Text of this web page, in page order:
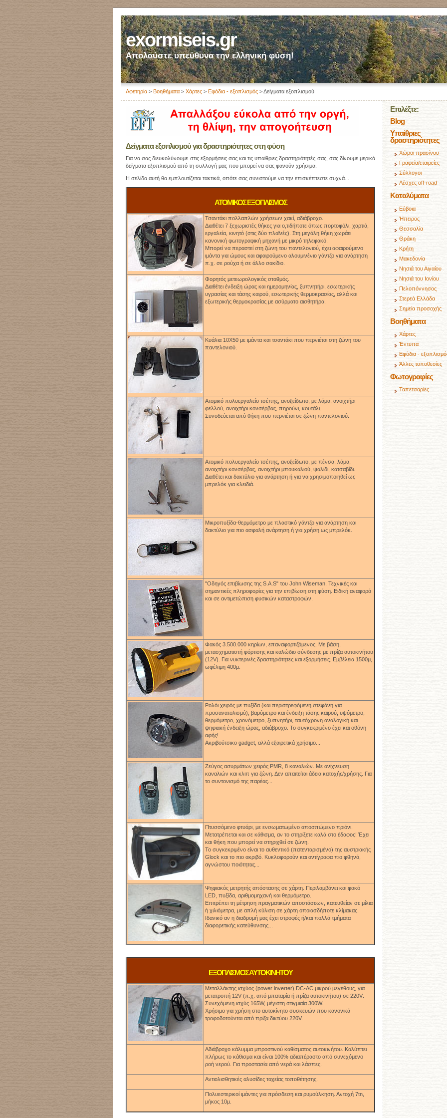
exormiseis.gr
Απολαύστε υπεύθυνα την ελληνική φύση!
Αφετηρία > Βοηθήματα > Χάρτες > Εφόδια - εξοπλισμός > Δείγματα εξοπλισμού
Δείγματα εξοπλισμού για δραστηριότητες στη φύση
Για να σας διευκολύνουμε στις εξορμήσεις σας και τις υπαίθριες δραστηριότητές σας, σας δίνουμε μερικά
δείγματα εξοπλισμού από τη συλλογή μας που μπορεί να σας φανούν χρήσιμα.
Η σελίδα αυτή θα εμπλουτίζεται τακτικά, οπότε σας συνιστούμε να την επισκέπτεστε συχνά...
ΑΤΟΜΙΚΟΣ ΕΞΟΠΛΙΣΜΟΣ
Τσαντάκι πολλαπλών χρήσεων χακί, αδιάβροχο.
Διαθέτει 7 ξεχωριστές θήκες για ο,τιδήποτε όπως πορτοφόλι, χαρτιά,
εργαλεία, κινητό (στις δύο πλαϊνές). Στη μεγάλη θήκη χωράει
κανονική φωτογραφική μηχανή με μικρό τηλεφακό.
Μπορεί να περαστεί στη ζώνη του παντελονιού, έχει αφαιρούμενο
ιμάντα για ώμους και αφαιρούμενο αλουμινένιο γάντζο για ανάρτηση
π.χ. σε ρούχα ή σε άλλο σακίδιο.
Φορητός μετεωρολογικός σταθμός.
Διαθέτει ένδειξη ώρας και ημερομηνίας, ξυπνητήρι, εσωτερικής
υγρασίας και τάσης καιρού, εσωτερικής θερμοκρασίας, αλλά και
εξωτερικής θερμοκρασίας με ασύρματο αισθητήρα.
Κυάλια 10Χ50 με ιμάντα και τσαντάκι που περνιέται στη ζώνη του
παντελονιού.
Ατομικό πολυεργαλείο τσέπης ανοξείδωτο, με λάμα, ανοιχτήρι
φελλού, ανοιχτήρι κονσέρβας, πηρούνι, κουτάλι.
Συνοδεύεται από θήκη που περνιέται σε ζώνη παντελονιού.
Ατομικό πολυεργαλείο τσέπης ανοξείδωτο, με πένσα, λάμα,
ανοιχτήρι κονσέρβας, ανοιχτήρι μπουκαλιού, ψαλίδι, κατσαβίδι.
Διαθέτει και δακτύλιο για ανάρτηση ή για να χρησιμοποιηθεί ως
μπρελόκ για κλειδιά.
Μικροπυξίδα-θερμόμετρο με πλαστικό γάντζο για ανάρτηση και
δακτύλιο για πιο ασφαλή ανάρτηση ή για χρήση ως μπρελόκ.
"Οδηγός επιβίωσης της S.A.S" του John Wiseman. Τεχνικές και
σημαντικές πληροφορίες για την επιβίωση στη φύση. Ειδική αναφορά
και σε αντιμετώπιση φυσικών καταστροφών.
Φακός 3.500.000 κηρίων, επαναφορτιζόμενος. Με βάση,
μετασχηματιστή φόρτισης και καλώδιο σύνδεσης με πρίζα αυτοκινήτου
(12V). Για νυκτερινές δραστηριότητες και εξορμήσεις. Εμβέλεια 1500μ
ωφέλιμη 400μ
Ρολόι χειρός με πυξίδα (και περιστρεφόμενη στεφάνη για
προσανατολισμό), βαρόμετρο και ένδειξη τάσης καιρού, υψόμετρο,
θερμόμετρο, χρονόμετρο, ξυπνητήρι, ταυτόχρονη αναλογική και
ψηφιακή ένδειξη ώρας, αδιάβροχο. Το συγκεκριμένο έχει και οθόνη
αφής!
Ακριβούτσικο gadget , αλλά εξαιρετικά χρήσιμο...
Ζεύγος ασυρμάτων χειρός PMR, 8 καναλιών. Με ανίχνευση
καναλιών και κλιπ για ζώνη. Δεν απαιτείται άδεια κατοχής/χρήσης. Για
το συντονισμό της παρέας...
Πτυσσόμενο φτυάρι, με ενσωματωμένο αποσπώμενο πριόνι.
Μετατρέπεται και σε κάθισμα, αν το στηρίξετε καλά στο έδαφος! Έχει
και θήκη που μπορεί να στηριχθεί σε ζώνη.
Το συγκεκριμένο είναι το αυθεντικό (πατενταρισμένο) της αυστριακής
Glock και το πιο ακριβό. Κυκλοφορούν και αντίγραφα πιο φθηνά,
αγνώστου ποιότητας...
Ψηφιακός μετρητής απόστασης σε χάρτη. Περιλαμβάνει και φακό
LED, πυξίδα, αριθμομηχανή και θερμόμετρο.
Επιτρέπει τη μέτρηση πραγματικών αποστάσεων, κατευθείαν σε μίλια
ή χιλιόμετρα, με απλή κύλιση σε χάρτη οποιασδήποτε κλίμακας.
Ιδανικό αν η διαδρομή μας έχει στροφές ή/και πολλά τμήματα
διαφορετικής κατεύθυνσης...
ΕΞΟΠΛΙΣΜΟΣ ΑΥΤΟΚΙΝΗΤΟΥ
Μεταλλάκτης ισχύος (power inverter) DC-AC μικρού μεγέθους, για
μετατροπή 12V (π.χ. από μπαταρία ή πρίζα αυτοκινήτου) σε 220V
Συνεχόμενη ισχύς 165W, μέγιστη στιγμιαία 300W.
Χρήσιμο για χρήση στο αυτοκίνητο συσκευών που κανονικά
τροφοδοτούνται από πρίζα δικτύου 220V.
Αδιάβροχο κάλυμμα μπροστινού καθίσματος αυτοκινήτου. Καλύπτει
πλήρως το κάθισμα και είναι 100% αδιαπέραστο από συνεχόμενο
ροή νερού. Για προστασία από νερά και λάσπες.
Αντιολισθητικές αλυσίδες ταχείας τοποθέτησης.
Πολυεστερικοί ιμάντες για πρόσδεση και ρυμούλκηση. Αντοχή 7tn,
μήκος 10μ.
Επιλέξτε:
Blog
Υπαίθριες
δραστηριότητες
Χώροι πρασίνου
Γραφεία/εταιρείες
Σύλλογοι
Λέσχες off-road
Καταλύματα
Εύβοια
Ήπειρος
Θεσσαλία
Θράκη
Κρήτη
Μακεδονία
Νησιά του Αιγαίου
Νησιά του Ιονίου
Πελοπόννησος
Στερεά Ελλάδα
Σημεία προσοχής
Βοηθήματα
Χάρτες
Έντυπα
Εφόδια -
Άλλες τοποθεσίες
Φωτογραφίες
Ταπετσαρίες